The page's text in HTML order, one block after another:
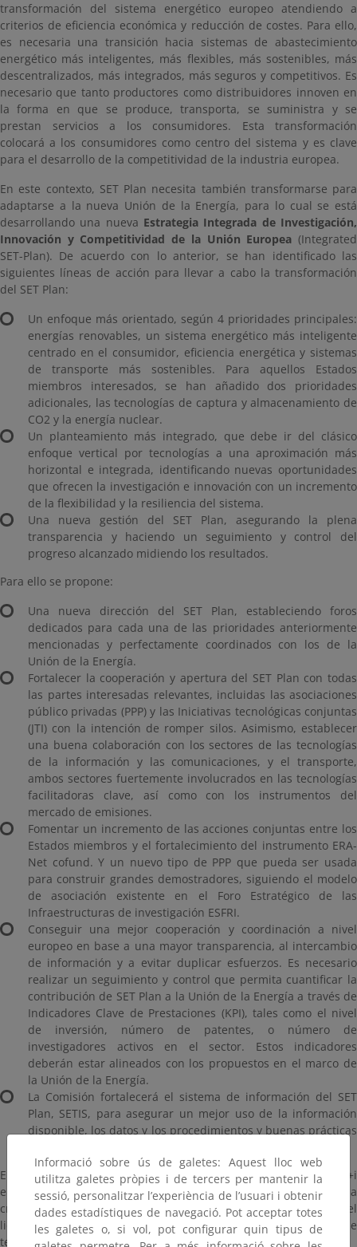
transformación del sistema energético europeo atendiendo a
criterios de eficiencia económica y reducción de costes. Para ello,
es necesaria una transición hacia sistemas de abastecimiento
energético más inteligentes, más flexibles, más sostenibles, más
descentralizados, más integrados, más seguros y competitivos. Es
necesario que tanto productores como distribuidores innoven en
la forma en que se produce, transporta, se suministra y se
prestan servicios a los consumidores. Esta transformación
colocará a los consumidores como centro del sistema y es clave
para el desarrollo de la competitividad de la industria europea.
En este contexto, SET Plan necesita también transformarse para
adaptarse a la nueva Unión de la Energía, para lo cual se está
desarrollando una nueva Estrategia Integrada de Investigación,
Innovación y Competitividad de la Unión Europea (Integrated
SET-Plan). De acuerdo con lo anterior, se han identificado las
siguientes líneas de acción para llevar a cabo la transformación
del SET Plan:
Un enfoque más orientado, según 4 prioridades principales:
energías renovables, un sistema energético más inteligente
centrado en el consumidor, eficiencia energética y sistemas
de transporte más sostenibles. Para aquellos Estados
miembros interesados, se han añadido dos prioridades
adicionales, las tecnologías de captura y almacenamiento de
CO2 y la energía nuclear.
Un planteamiento más integrado, que debe ir del clásico
enfoque vertical por tecnologías a una aproximación más
horizontal e integrada, identificando nuevas oportunidades
que ofrecen la investigación e innovación con un incremento
de la flexibilidad y la resiliencia del sistema.
Una nueva gestión del SET Plan, asegurando la plena
transparencia y haciendo un seguimiento y control del
progreso alcanzado midiendo los resultados.
Para ello se propone:
Una nueva dirección del SET Plan, estableciendo foros
dedicados para cada una de las prioridades anteriormente
mencionadas y perfectamente coordinados con los de la
Unión de la Energía.
Fortalecer la cooperación y apertura del SET Plan con todas
las partes interesadas relevantes, incluidas las asociaciones
público privadas (PPP) y las Iniciativas tecnológicas conjuntas
(JTI) con la intención de romper silos. Asimismo, establecer
una buena colaboración con los sectores de las tecnologías
de la información y las comunicaciones, y el transporte,
ambos sectores fuertemente involucrados en las tecnologías
facilitadoras clave, así como con los instrumentos del
mercado de emisiones.
Fomentar un incremento de las acciones conjuntas entre los
Estados miembros y el fortalecimiento del instrumento ERA-
Net cofund. Y un nuevo tipo de PPP que pueda ser usada
para construir grandes demostradores, siguiendo el modelo
de asociación existente en el Foro Estratégico de las
Infraestructuras de investigación ESFRI.
Conseguir una mejor cooperación y coordinación a nivel
europeo en base a una mayor transparencia, al intercambio
de información y a evitar duplicar esfuerzos. Es necesario
realizar un seguimiento y control que permita cuantificar la
contribución de SET Plan a la Unión de la Energía a través de
Indicadores Clave de Prestaciones (KPI), tales como el nivel
de inversión, número de patentes, o número de
investigadores activos en el sector. Estos indicadores
deberán estar alineados con los propuestos en el marco de
la Unión de la Energía.
La Comisión fortalecerá el sistema de información del SET
Plan, SETIS, para asegurar un mejor uso de la información
disponible, los datos y los procedimientos y buenas prácticas
El nuevo y actualizado SET Plan propone diez acciones de I+D+i
enfocadas a acelerar la transformación del sistema energético y la
creación de empleo y crecimiento económico, asegurando el
liderazgo de la Unión Europea en el desarrollo y despliegue de
tecnologías de energía bajas en carbono.
Informació sobre ús de galetes: Aquest lloc web
utilitza galetes pròpies i de tercers per mantenir la
sessió, personalitzar l’experiència de l’usuari i obtenir
dades estadístiques de navegació. Pot acceptar totes
les galetes o, si vol, pot configurar quin tipus de